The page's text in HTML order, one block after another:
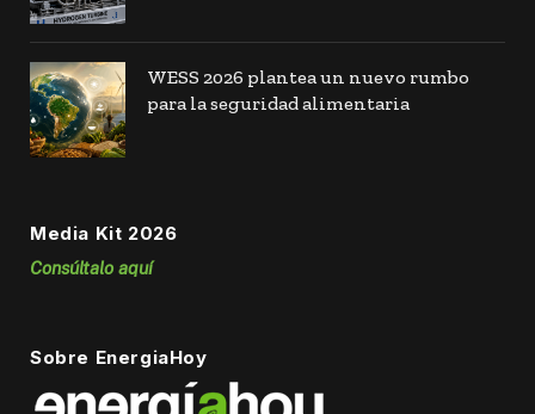
WESS 2026 plantea un nuevo rumbo
para la seguridad alimentaria
Media Kit 2026
Consúltalo aquí
Sobre EnergiaHoy